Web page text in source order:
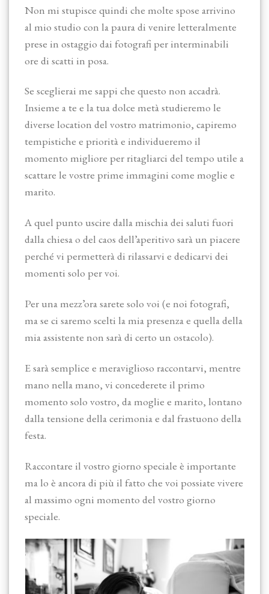
Non mi stupisce quindi che molte spose arrivino
al mio studio con la paura di venire letteralmente
prese in ostaggio dai fotografi per interminabili
ore di scatti in posa.
Se sceglierai me sappi che questo non accadrà.
Insieme a te e la tua dolce metà studieremo le
diverse location del vostro matrimonio, capiremo
tempistiche e priorità e individueremo il
momento migliore per ritagliarci del tempo utile a
scattare le vostre prime immagini come moglie e
marito.
A quel punto uscire dalla mischia dei saluti fuori
dalla chiesa o del caos dell’aperitivo sarà un piacere
perché vi permetterà di rilassarvi e dedicarvi dei
momenti solo per voi.
Per una mezz’ora sarete solo voi (e noi fotografi,
ma se ci saremo scelti la mia presenza e quella della
mia assistente non sarà di certo un ostacolo).
E sarà semplice e meraviglioso raccontarvi, mentre
mano nella mano, vi concederete il primo
momento solo vostro, da moglie e marito, lontano
dalla tensione della cerimonia e dal frastuono della
festa.
Raccontare il vostro giorno speciale è importante
ma lo è ancora di più il fatto che voi possiate vivere
al massimo ogni momento del vostro giorno
speciale.